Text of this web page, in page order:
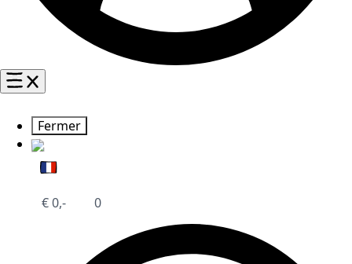
Fermer
€0,- 0